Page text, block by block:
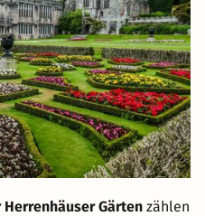
Gärten zählen